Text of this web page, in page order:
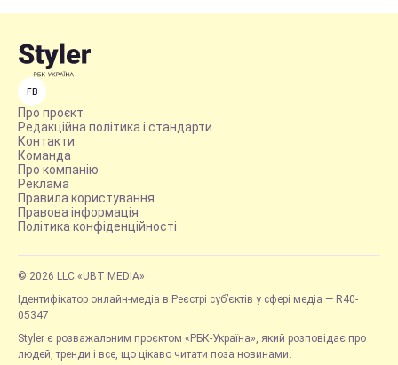
FB
Про проєкт
Редакційна політика і стандарти
Контакти
Команда
Про компанію
Реклама
Правила користування
Правова інформація
Політика конфіденційності
© 2026 LLC «UBT MEDIA»
Ідентифікатор онлайн-медіа в Реєстрі суб’єктів у сфері медіа — R40-
05347
Styler є розважальним проєктом «РБК-Україна», який розповідає про
людей, тренди і все, що цікаво читати поза новинами.